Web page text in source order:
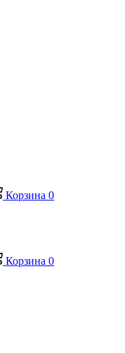
Корзина 0
Корзина 0